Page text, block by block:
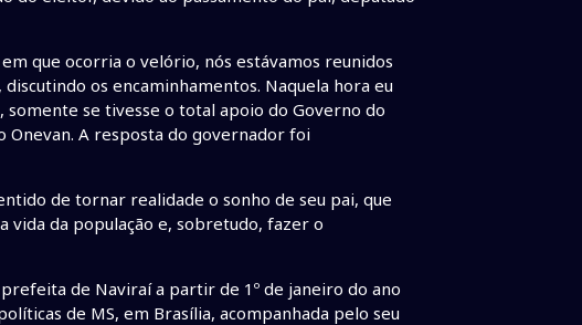
que ocorria o velório, nós estávamos reunidos
os encaminhamentos. Naquela hora eu
se tivesse o total apoio do Governo do
A resposta do governador foi
de tornar realidade o sonho de seu pai, que
da população e, sobretudo, fazer o
de Naviraí a partir de 1º de janeiro do ano
de MS, em Brasília, acompanhada pelo seu